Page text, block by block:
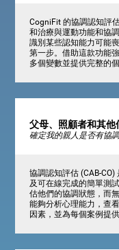
CogniFit 的協調認知評
和治療與運動功能和協
識別某些認知能力可能
第一步。借助這款功能
多個變數並提供完整的個
父母、照顧者和其他
確定我的親人是否有協
協調認知評估 (CAB-
及可在線完成的簡單測
估他們的協調狀態，而
能夠分析心理能力，查
因素，並為每個案例提供